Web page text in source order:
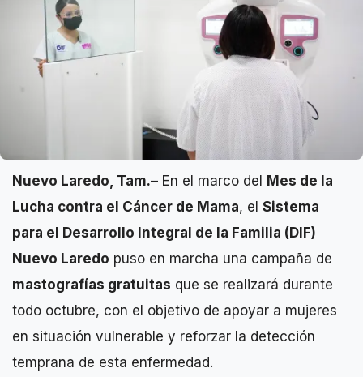
Nuevo Laredo, Tam.– En el marco del
Mes de la
Lucha contra el Cáncer de Mama, el Sistema
para el Desarrollo Integral de la Familia (DIF)
Nuevo Laredo puso en marcha una campaña de
mastografías gratuitas que se realizará durante
todo octubre, con el objetivo de apoyar a mujeres
en situación vulnerable y reforzar la detección
temprana de esta enfermedad.